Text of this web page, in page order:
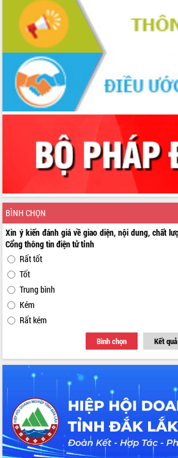
BÌNH CHỌN
Xin ý kiến đánh giá về giao diện, nội dung, chất
Cổng thông tin điện tử tỉnh
Rất tốt
Tốt
Trung bình
Kém
Rất kém
Bình chọn Kết quả